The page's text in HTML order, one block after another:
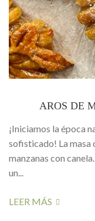
AROS DE
¡Iniciamos la época
sofisticado! La masa
manzanas con
un...
LEER MÁS